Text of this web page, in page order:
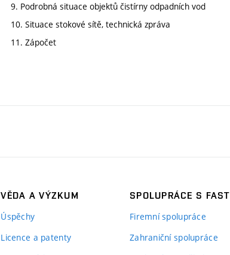
9. Podrobná situace objektů čistírny odpadních vod
10. Situace stokové sítě, technická zpráva
11. Zápočet
VĚDA A VÝZKUM
Úspěchy
Licence a patenty
SPOLUPRÁCE S FAST
Firemní spolupráce
Zahraniční spolupráce